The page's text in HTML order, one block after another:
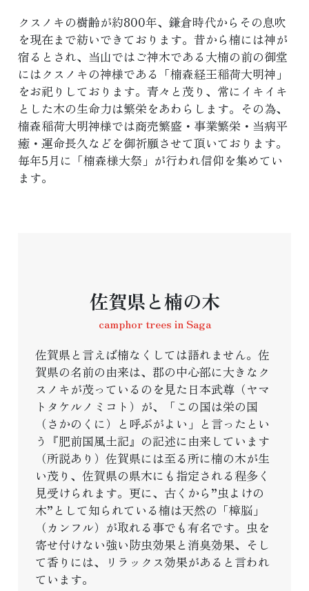
クスノキの樹齢が約800年、鎌倉時代からその息吹
を現在まで紡いできております。昔から楠には神が
宿るとされ、当山ではご神木である大楠の前の御堂
にはクスノキの神様である「楠森経王稲荷大明神」
をお祀りしております。青々と茂り、常にイキイキ
とした木の生命力は繁栄をあわらします。その為、
楠森稲荷大明神様では商売繁盛・事業繁栄・当病平
癒・運命長久などを御祈願させて頂いております。
毎年5月に「楠森様大祭」が行われ信仰を集めてい
ます。
佐賀県と楠の木
camphor trees in Saga
佐賀県と言えば楠なくしては語れません。佐
賀県の名前の由来は、郡の中心部に大きなク
スノキが茂っているのを見た日本武尊（ヤマ
トタケルノミコト）が、「この国は栄の国
（さかのくに）と呼ぶがよい」と言ったとい
う『肥前国風土記』の記述に由来しています
（所説あり）佐賀県には至る所に楠の木が生
い茂り、佐賀県の県木にも指定される程多く
見受けられます。更に、古くから”虫よけの
木”として知られている楠は天然の「樟脳」
（カンフル）が取れる事でも有名です。虫を
寄せ付けない強い防虫効果と消臭効果、そし
て香りには、リラックス効果があると言われ
ています。